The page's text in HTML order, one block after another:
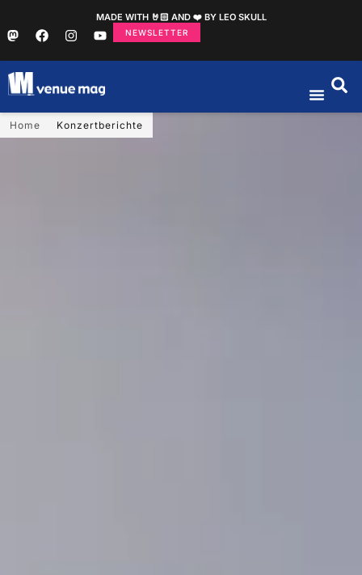
MADE WITH 🤘🏻 AND ❤️ BY LEO SKULL
NEWSLETTER
Home Konzertberichte